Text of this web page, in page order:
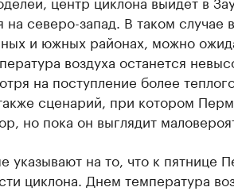
на северо-запад. В таком случае
и южных районах, можно
воздуха останется
на поступление более
сценарий, при котором
но пока он выглядит
указывают на то, что к пятнице
циклона. Днем температура